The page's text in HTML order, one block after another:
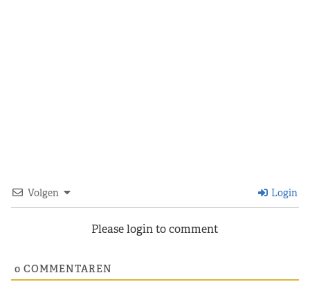
Volgen Login
Please login to comment
0 COMMENTAREN